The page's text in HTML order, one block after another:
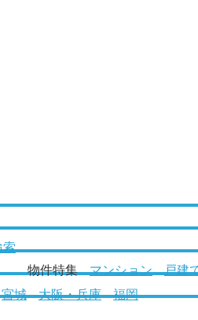
索
物件特集
マンション
戸建
宮城 大阪・兵庫
福岡